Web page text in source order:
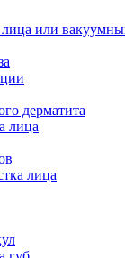
или
дерматита
лица
лица